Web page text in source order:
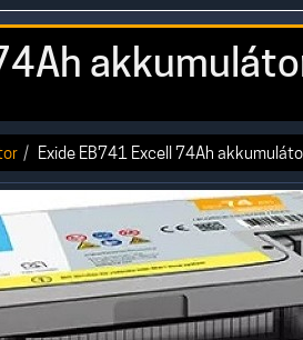
Exide EB741 Excell 74Ah